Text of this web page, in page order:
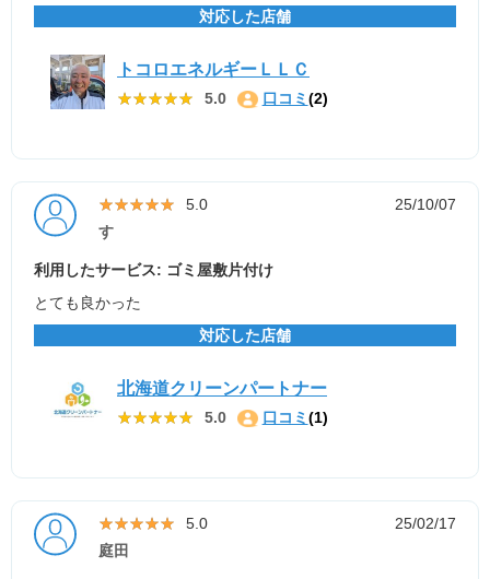
対応した店舗
トコロエネルギーＬＬＣ
★★★★★
★★★★★ 5.0 口コミ (2)
★★★★★
★★★★★ 5.0
25/10/07
す
利用したサービス: ゴミ屋敷片付け
とても良かった
対応した店舗
北海道クリーンパートナー
★★★★★
★★★★★ 5.0 口コミ (1)
★★★★★
★★★★★ 5.0
25/02/17
庭田